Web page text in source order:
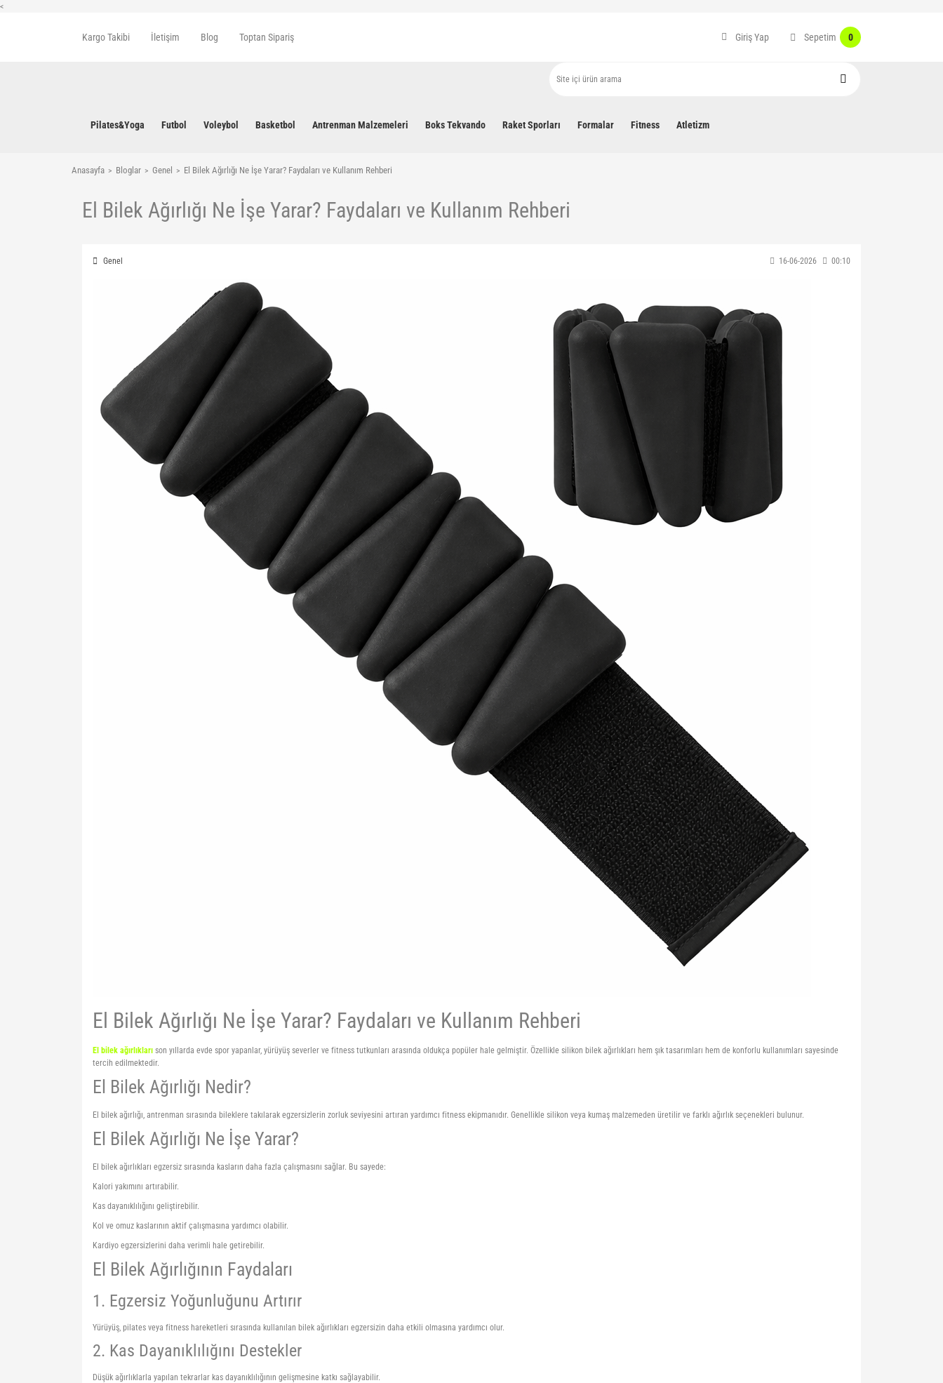
<
Kargo Takibi İletişim Blog Toptan Sipariş Giriş Yap Sepetim 0
Pilates&Yoga Futbol Voleybol Basketbol Antrenman Malzemeleri Boks Tekvando Raket Sporları Formalar Fitness Atletizm
Anasayfa Bloglar Genel El Bilek Ağırlığı Ne İşe Yarar? Faydaları ve Kullanım Rehberi
El Bilek Ağırlığı Ne İşe Yarar? Faydaları ve Kullanım Rehberi
Genel 16-06-2026 00:10
El Bilek Ağırlığı Ne İşe Yarar? Faydaları ve Kullanım Rehberi
El bilek ağırlıkları son yıllarda evde spor yapanlar, yürüyüş severler ve fitness tutkunları arasında oldukça popüler hale gelmiştir. Özellikle silikon bilek ağırlıkları hem şık tasarımları hem de konforlu kullanımları sayesinde
tercih edilmektedir.
El Bilek Ağırlığı Nedir?
El bilek ağırlığı, antrenman sırasında bileklere takılarak egzersizlerin zorluk seviyesini artıran yardımcı fitness ekipmanıdır. Genellikle silikon veya kumaş malzemeden üretilir ve farklı ağırlık seçenekleri bulunur.
El Bilek Ağırlığı Ne İşe Yarar?
El bilek ağırlıkları egzersiz sırasında kasların daha fazla çalışmasını sağlar. Bu sayede:
Kalori yakımını artırabilir.
Kas dayanıklılığını geliştirebilir.
Kol ve omuz kaslarının aktif çalışmasına yardımcı olabilir.
Kardiyo egzersizlerini daha verimli hale getirebilir.
El Bilek Ağırlığının Faydaları
1. Egzersiz Yoğunluğunu Artırır
Yürüyüş, pilates veya fitness hareketleri sırasında kullanılan bilek ağırlıkları egzersizin daha etkili olmasına yardımcı olur.
2. Kas Dayanıklılığını Destekler
Düşük ağırlıklarla yapılan tekrarlar kas dayanıklılığının gelişmesine katkı sağlayabilir.